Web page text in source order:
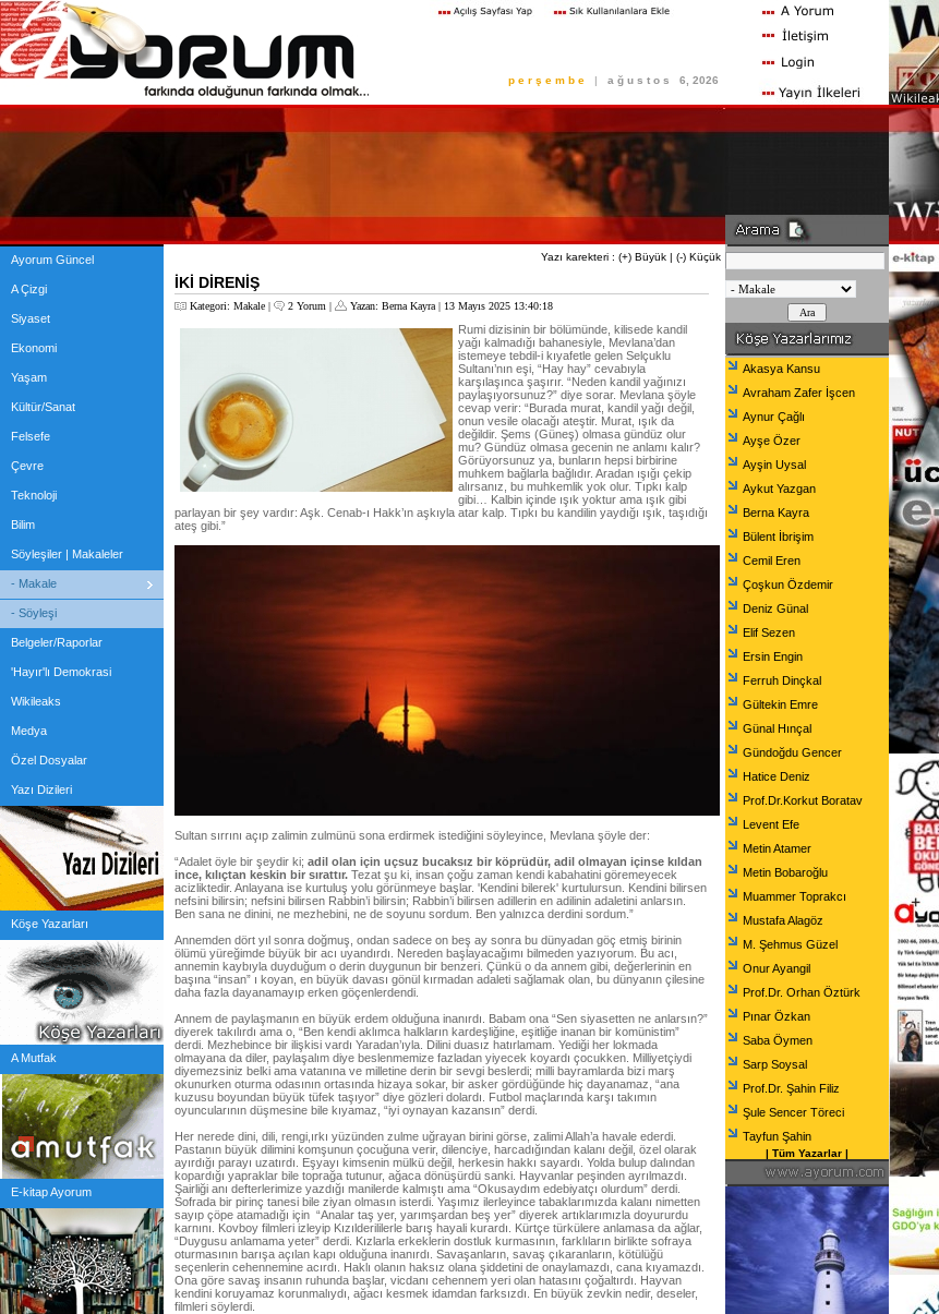
p e r ş e m b e | a ğ u s t o s 6, 2026
Ayorum Güncel
A Çizgi
Siyaset
Ekonomi
Yaşam
Kültür/Sanat
Felsefe
Çevre
Teknoloji
Bilim
Söyleşiler | Makaleler
- Makale
- Söyleşi
Belgeler/Raporlar
'Hayır'lı Demokrasi
Wikileaks
Medya
Özel Dosyalar
Yazı Dizileri
Köşe Yazarları
A Mutfak
E-kitap Ayorum
Yazı karekteri : (+) Büyük | (-) Küçük
İKİ DİRENİŞ
Kategori: Makale | 2 Yorum | Yazan: Berna Kayra | 13 Mayıs 2025 13:40:18
Rumi dizisinin bir bölümünde, kilisede kandil
yağı kalmadığı bahanesiyle, Mevlana’dan
istemeye tebdil-i kıyafetle gelen Selçuklu
Sultanı’nın eşi, “Hay hay” cevabıyla
karşılaşınca şaşırır. “Neden kandil yağınızı
paylaşıyorsunuz?” diye sorar. Mevlana şöyle
cevap verir: “Burada murat, kandil yağı değil,
onun vesile olacağı ateştir. Murat, ışık da
değildir. Şems (Güneş) olmasa gündüz olur
mu? Gündüz olmasa gecenin ne anlamı kalır?
Görüyorsunuz ya, bunların hepsi birbirine
muhkem bağlarla bağlıdır. Aradan ışığı çekip
alırsanız, bu muhkemlik yok olur. Tıpkı kalp
gibi… Kalbin içinde ışık yoktur ama ışık gibi
parlayan bir şey vardır: Aşk. Cenab-ı Hakk’ın aşkıyla atar kalp. Tıpkı bu kandilin yaydığı ışık, taşıdığı
ateş gibi.”
Sultan sırrını açıp zalimin zulmünü sona erdirmek istediğini söyleyince, Mevlana şöyle der:
“Adalet öyle bir şeydir ki; adil olan için uçsuz bucaksız bir köprüdür, adil olmayan içinse kıldan
ince, kılıçtan keskin bir sırattır. Tezat şu ki, insan çoğu zaman kendi kabahatini göremeyecek
acizliktedir. Anlayana ise kurtuluş yolu görünmeye başlar. 'Kendini bilerek' kurtulursun. Kendini bilirsen
nefsini bilirsin; nefsini bilirsen Rabbin’i bilirsin; Rabbin’i bilirsen adillerin en adilinin adaletini anlarsın.
Ben sana ne dinini, ne mezhebini, ne de soyunu sordum. Ben yalnızca derdini sordum.”
Annemden dört yıl sonra doğmuş, ondan sadece on beş ay sonra bu dünyadan göç etmiş birinin
ölümü yüreğimde büyük bir acı uyandırdı. Nereden başlayacağımı bilmeden yazıyorum. Bu acı,
annemin kaybıyla duyduğum o derin duygunun bir benzeri. Çünkü o da annem gibi, değerlerinin en
başına “insan” ı koyan, en büyük davası gönül kırmadan adaleti sağlamak olan, bu dünyanın çilesine
daha fazla dayanamayıp erken göçenlerdendi.
Annem de paylaşmanın en büyük erdem olduğuna inanırdı. Babam ona “Sen siyasetten ne anlarsın?”
diyerek takılırdı ama o, “Ben kendi aklımca halkların kardeşliğine, eşitliğe inanan bir komünistim”
derdi. Mezhebince bir ilişkisi vardı Yaradan’ıyla. Dilini duasız hatırlamam. Yediği her lokmada
olmayana da diler, paylaşalım diye beslenmemize fazladan yiyecek koyardı çocukken. Milliyetçiydi
diyemezsiniz belki ama vatanına ve milletine derin bir sevgi beslerdi; milli bayramlarda bizi marş
okunurken oturma odasının ortasında hizaya sokar, bir asker gördüğünde hiç dayanamaz, “ana
kuzusu boyundan büyük tüfek taşıyor” diye gözleri dolardı. Futbol maçlarında karşı takımın
oyuncularının düşmesine bile kıyamaz, “iyi oynayan kazansın” derdi.
Her nerede dini, dili, rengi,ırkı yüzünden zulme uğrayan birini görse, zalimi Allah’a havale ederdi.
Pastanın büyük dilimini komşunun çocuğuna verir, dilenciye, harcadığından kalanı değil, özel olarak
ayırdığı parayı uzatırdı. Eşyayı kimsenin mülkü değil, herkesin hakkı sayardı. Yolda bulup dalından
kopardığı yapraklar bile toprağa tutunur, ağaca dönüşürdü sanki. Hayvanlar peşinden ayrılmazdı.
Şairliği anı defterlerimize yazdığı manilerde kalmıştı ama “Okusaydım edebiyatçı olurdum” derdi.
Sofrada bir pirinç tanesi bile ziyan olmasın isterdi. Yaşımız ilerleyince tabaklarımızda kalanı nimetten
sayıp çöpe atamadığı için “Analar taş yer, yarımşardan beş yer” diyerek artıklarımızla doyururdu
karnını. Kovboy filmleri izleyip Kızılderililerle barış hayali kurardı. Kürtçe türkülere anlamasa da ağlar,
“Duygusu anlamama yeter” derdi. Kızlarla erkeklerin dostluk kurmasının, farklıların birlikte sofraya
oturmasının barışa açılan kapı olduğuna inanırdı. Savaşanların, savaş çıkaranların, kötülüğü
seçenlerin cehennemine acırdı. Haklı olanın haksız olana şiddetini de onaylamazdı, cana kıyamazdı.
Ona göre savaş insanın ruhunda başlar, vicdanı cehennem yeri olan hatasını çoğaltırdı. Hayvan
kendini koruyamaz korunmalıydı, ağacı kesmek idamdan farksızdı. En büyük zevkin nedir, deseler,
filmleri söylerdi.
Akasya Kansu
Avraham Zafer İşcen
Aynur Çağlı
Ayşe Özer
Ayşin Uysal
Aykut Yazgan
Berna Kayra
Bülent İbrişim
Cemil Eren
Çoşkun Özdemir
Deniz Günal
Elif Sezen
Ersin Engin
Ferruh Dinçkal
Gültekin Emre
Günal Hınçal
Gündoğdu Gencer
Hatice Deniz
Prof.Dr.Korkut Boratav
Levent Efe
Metin Atamer
Metin Bobaroğlu
Muammer Toprakcı
Mustafa Alagöz
M. Şehmus Güzel
Onur Ayangil
Prof.Dr. Orhan Öztürk
Pınar Özkan
Saba Öymen
Sarp Soysal
Prof.Dr. Şahin Filiz
Şule Sencer Töreci
Tayfun Şahin
| Tüm Yazarlar |